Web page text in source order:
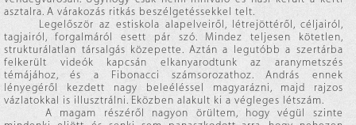
asztalra. A várakozás ritkás beszélgetéssekkel telt.
Legelőször az estiskola alapelveiről, létrejöttéről, céljairól,
tagjairól, forgalmáról esett pár szó. Mindez teljesen kötetlen,
strukturálatlan társalgás közepette. Aztán a legutóbb a szertárba
felkerült videók kapcsán elkanyarodtunk az aranymetszés
témájához, és a Fibonacci számsorozathoz. András ennek
lényegéről kezdett nagy beleéléssel magyarázni, majd rajzos
vázlatokkal is illusztrálni. Eközben alakult ki a végleges létszám.
A magam részéről nagyon örültem, hogy végül szinte